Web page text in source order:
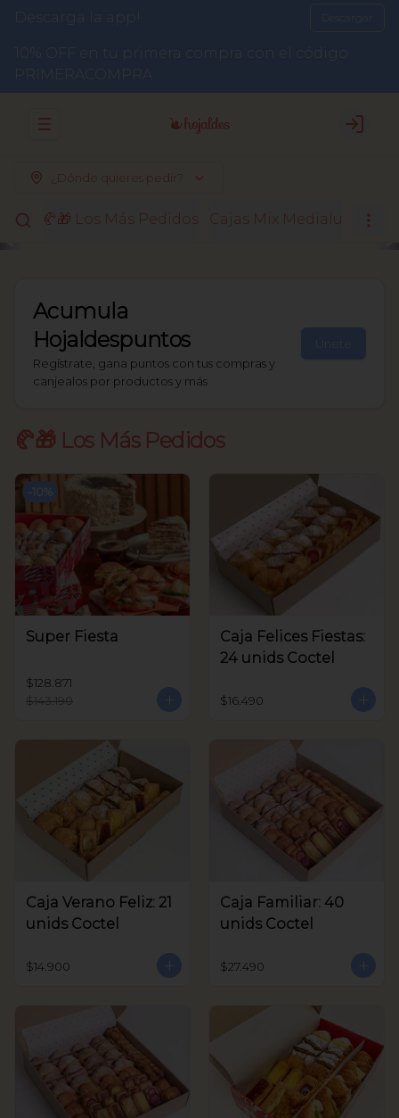
Descarga la app!
10% OFF en tu primera compra con el código
PRIMERACOMPRA
Abrir menu de navegación Login
¿Dónde quieres pedir?
🥐🎁 Los Más Pedidos Cajas Mix Medialunas
Acumula
Hojaldespuntos
Regístrate, gana puntos con tus compras y
canjealos por productos y más
Únete
🥐🎁 Los Más Pedidos
10 %
Super Fiesta
$128.871
$143.190
Caja Felices Fiestas:
24 unids Coctel
$16.490
Caja Verano Feliz: 21
unids Coctel
$14.900
Caja Familiar: 40
unids Coctel
$27.490